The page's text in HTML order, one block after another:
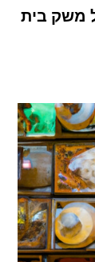
משק בית